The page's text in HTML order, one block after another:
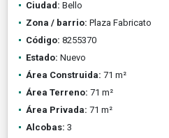
Ciudad: Bello
Zona / barrio: Plaza Fabricato
Código: 8255370
Estado: Nuevo
Área Construida: 71 m²
Área Terreno: 71 m²
Área Privada: 71 m²
Alcobas: 3